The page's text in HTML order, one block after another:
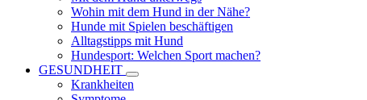
Wohin mit dem Hund in der Nähe?
Hunde mit Spielen beschäftigen
Alltagstipps mit Hund
Hundesport: Welchen Sport machen?
GESUNDHEIT
Krankheiten